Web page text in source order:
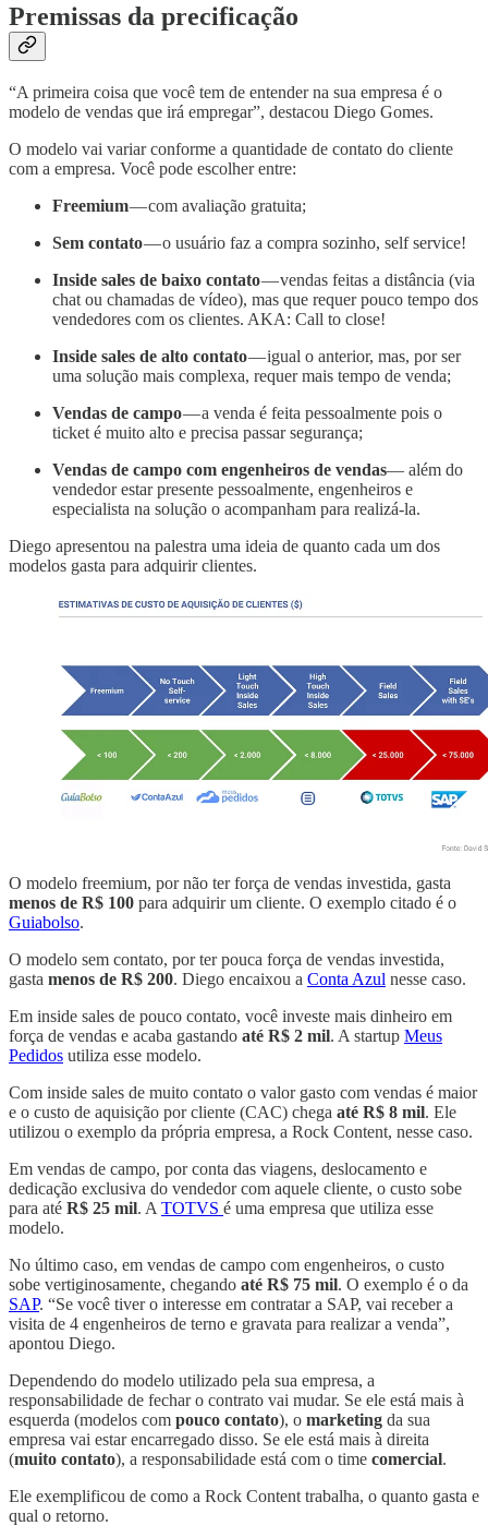
Premissas da precificação
“A primeira coisa que você tem de entender na sua empresa é o
modelo de vendas que irá empregar”, destacou Diego Gomes.
O modelo vai variar conforme a quantidade de contato do cliente
com a empresa. Você pode escolher entre:
Freemium— com avaliação gratuita;
Sem contato— o usuário faz a compra sozinho, self service!
Inside sales de baixo contato— vendas feitas a distância (via
chat ou chamadas de vídeo), mas que requer pouco tempo dos
vendedores com os clientes. AKA: Call to close!
Inside sales de alto contato— igual o anterior, mas, por ser
uma solução mais complexa, requer mais tempo de venda;
Vendas de campo— a venda é feita pessoalmente pois o
ticket é muito alto e precisa passar segurança;
Vendas de campo com engenheiros de vendas— além do
vendedor estar presente pessoalmente, engenheiros e
especialista na solução o acompanham para realizá-la.
Diego apresentou na palestra uma ideia de quanto cada um dos
modelos gasta para adquirir clientes.
O modelo freemium, por não ter força de vendas investida, gasta
menos de R$ 100 para adquirir um cliente. O exemplo citado é o
Guiabolso.
O modelo sem contato, por ter pouca força de vendas investida,
gasta menos de R$ 200. Diego encaixou a Conta Azul nesse caso.
Em inside sales de pouco contato, você investe mais dinheiro em
força de vendas e acaba gastando até R$ 2 mil. A startup Meus
Pedidos utiliza esse modelo.
Com inside sales de muito contato o valor gasto com vendas é maior
e o custo de aquisição por cliente (CAC) chega até R$ 8 mil. Ele
utilizou o exemplo da própria empresa, a Rock Content, nesse caso.
Em vendas de campo, por conta das viagens, deslocamento e
dedicação exclusiva do vendedor com aquele cliente, o custo sobe
para até R$ 25 mil. A TOTVS é uma empresa que utiliza esse
modelo.
No último caso, em vendas de campo com engenheiros, o custo
sobe vertiginosamente, chegando até R$ 75 mil. O exemplo é o da
SAP. “Se você tiver o interesse em contratar a SAP, vai receber a
visita de 4 engenheiros de terno e gravata para realizar a venda”,
apontou Diego.
Dependendo do modelo utilizado pela sua empresa, a
responsabilidade de fechar o contrato vai mudar. Se ele está mais à
esquerda (modelos com pouco contato), o marketing da sua
empresa vai estar encarregado disso. Se ele está mais à direita
(muito contato), a responsabilidade está com o time comercial.
Ele exemplificou de como a Rock Content trabalha, o quanto gasta e
qual o retorno.